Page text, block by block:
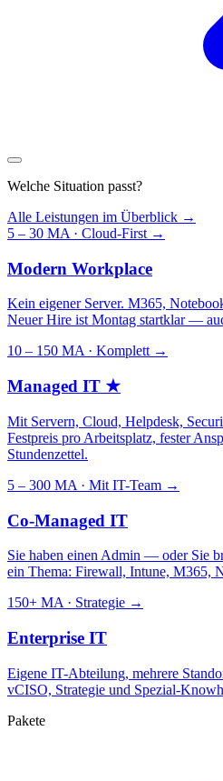
Welche Situation passt?
Alle Leistungen im Überblick →
5 – 30 MA · Cloud-First →
Modern Workplace
Kein eigener Server. M365,
Neuer Hire ist Montag startklar —
10 – 150 MA · Komplett →
Managed IT ★
Mit Servern, Cloud, Helpdesk,
Festpreis pro Arbeitsplatz, fester
Stundenzettel.
5 – 300 MA · Mit IT-Team →
Co-Managed IT
Sie haben einen Admin — oder Sie
ein Thema: Firewall, Intune, M365,
150+ MA · Strategie →
Enterprise IT
Eigene IT-Abteilung, mehrere
vCISO, Strategie und Spezial-
Pakete